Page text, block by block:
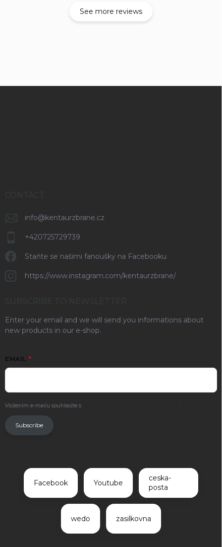
See more reviews
CONTACT
info@kentaurzbrane.cz
+420725729739
Staňte se našimi fanoušky na Facebooku
https://www.instagram.com/kentaurzbrane/
SUBSCRIBE TO NEWSLETTER
Enter your email and we will send you informations about
new products in our e-shop.
EMAIL
Vložením e-mailu souhlasíte s .
Subscribe
Facebook Youtube
ceska-
posta
wedo zasilkovna